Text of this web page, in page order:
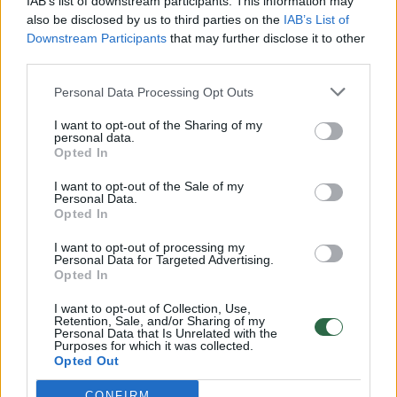
also be disclosed by us to third parties on the IAB’s List of
Downstream Participants that may further disclose it to other
Personal Data Processing Opt Outs
I want to opt-out of the Sharing of my
personal data.
Opted In
I want to opt-out of the Sale of my
Personal Data.
Opted In
I want to opt-out of processing my
Personal Data for Targeted Advertising.
Opted In
I want to opt-out of Collection, Use,
Retention, Sale, and/or Sharing of my
Personal Data that Is Unrelated with the
Purposes for which it was collected.
Opted Out
vaikus: jiems kilusi grėsmė
Žinios | Lietuvos diena
00:00:30
Vaizdai iš tragiškos avarijos Vilniaus r.: dviejų moterų ir
vaiko gyvybių išgelbėti nepavyko
Žinios | Lietuvos diena
Nufilmavo, kaip patvino Vilniaus Vakarinis aplinkkelis:
Žinios | Lietuvos diena
00:02:01
„Pagarba pirmajai premjerei“: pasidalijo jautriais
prisiminimais apie Kazimierą Prunskienę